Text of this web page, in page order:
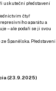
uskuteční představení
čtyř
aparátu a
– ale podaří se jí svou
Španělska. Představení
(23.9.2025)